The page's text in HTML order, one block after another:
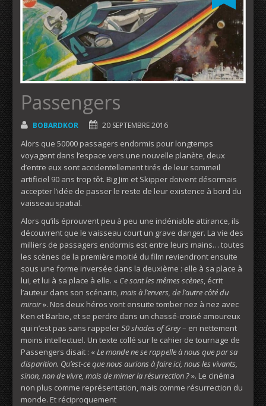
Passengers
BOBARDKOR 20 SEPTEMBRE 2016
Alors que 50000 passagers endormis pour longtemps
voyagent dans l’espace vers une nouvelle planète, deux
d’entre eux sont accidentellement tirés de leur sommeil
artificiel 90 ans trop tôt. Big Jim et Skipper doivent désormais
accepter l’idée de passer le reste de leur existence à bord du
vaisseau spatial.
Alors qu’ils éprouvent peu à peu une indéniable attirance, ils
découvrent que le vaisseau court un grave danger. La vie des
milliers de passagers endormis est entre leurs mains… toutes
les scènes de la première moitié du film reviendront ensuite
sous une forme inversée dans la deuxième : elle à sa place à
lui, et lui à sa place à elle. « Ce sont les mêmes scènes, écrit
l’auteur dans son scénario,mais à l’envers, de l’autre côté du
miroir». Nos deux héros vont ensuite tomber nez à nez avec
Ken et Barbie, et se perdre dans un chassé-croisé amoureux
qui n’est pas sans rappeler50 shades of Grey– en nettement
moins intellectuel. Un texte collé sur le cahier de tournage de
Passengers disait : «Le monde ne se rappelle à nous que par sa
disparition. Qu’est-ce que nous aurions à faire ici, nous les vivants,
sinon, non de vivre, mais de mimer la résurrection ?». Le cinéma
non plus comme représentation, mais comme résurrection du
monde. Et réciproquement